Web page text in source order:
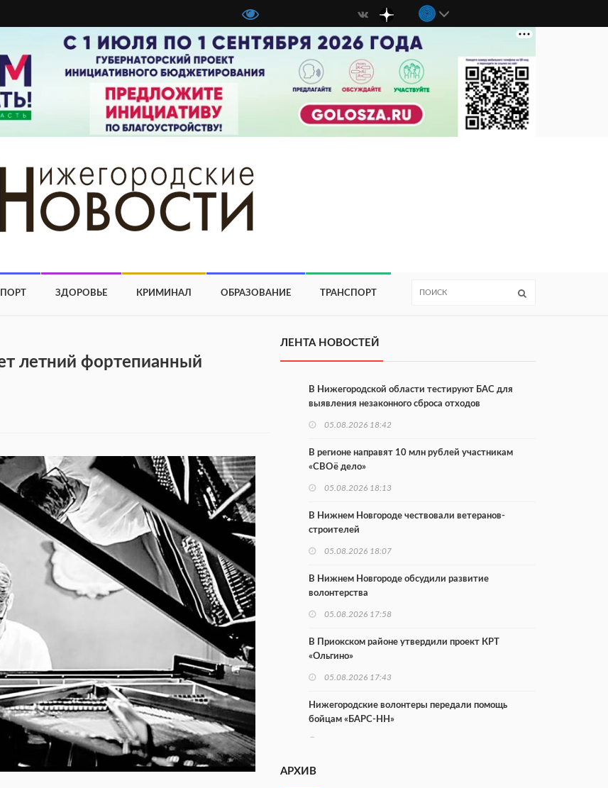
ЗДОРОВЬЕ КРИМИНАЛ ОБРАЗОВАНИЕ ТРАНСПОРТ
летний фортепианный
ЛЕНТА НОВОСТЕЙ
В Нижегородской области тестируют БАС для
выявления незаконного сброса отходов
05.08.2026 18:42
В регионе направят 10 млн рублей участникам
«СВОё дело»
05.08.2026 18:13
В Нижнем Новгороде чествовали ветеранов-
строителей
05.08.2026 18:07
В Нижнем Новгороде обсудили развитие
волонтерства
05.08.2026 17:58
В Приокском районе утвердили проект КРТ
«Ольгино»
05.08.2026 17:43
Нижегородские волонтеры передали помощь
бойцам «БАРС-НН»
Центр «Долголетие по-нижегородски» проведет 50
АРХИВ